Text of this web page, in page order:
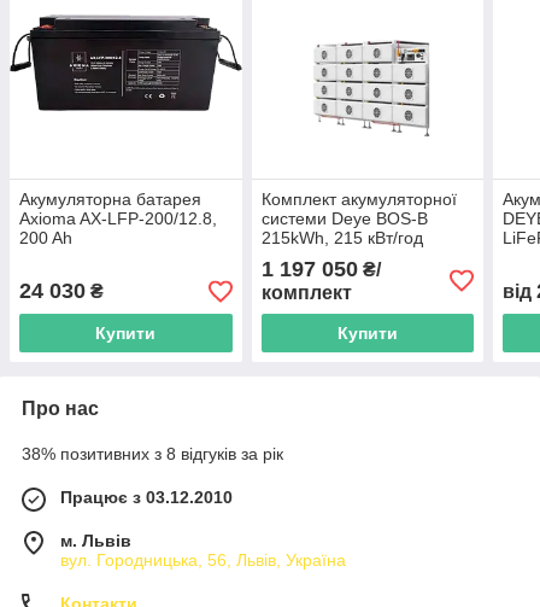
Акумуляторна батарея
Axioma AX-LFP-200/12.8,
200 Ah
24 030 ₴
Купити
Комплект акумуляторної
системи Deye BOS-B
215kWh, 215 кВт/год
1 197 050₴/
комплект
Купити
від
Про нас
38% позитивних з 8 відгуків за рік
Працює з 03.12.2010
м. Львів
вул. Городницька, 56, Львів, Україна